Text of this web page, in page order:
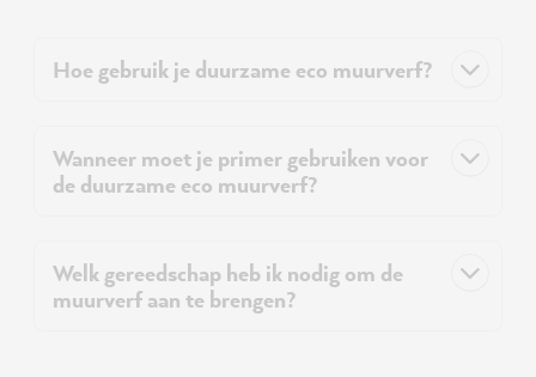
Hoe gebruik je duurzame eco muurverf?
Wanneer moet je primer gebruiken voor
de duurzame eco muurverf?
Welk gereedschap heb ik nodig om de
muurverf aan te brengen?